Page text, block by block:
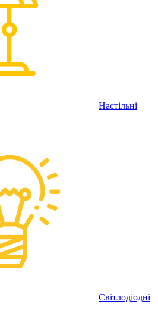
Настільні
Світлодіодні